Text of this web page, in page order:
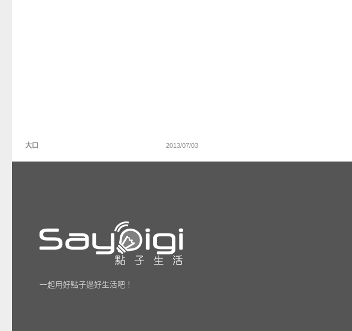
大口 2013/07/03
一起用好點子過好生活吧！